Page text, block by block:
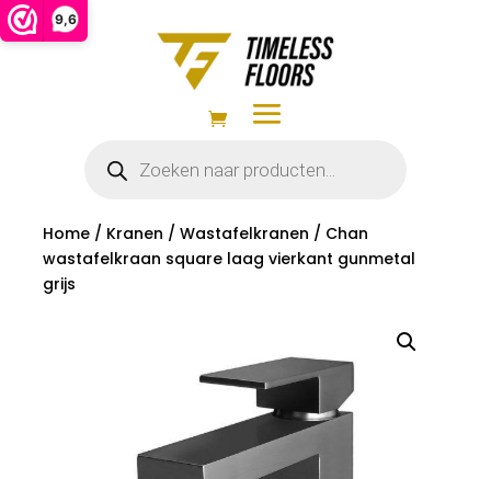
9,6
zoeken
Home/ Kranen / Wastafelkranen / Chan
wastafelkraan square laag vierkant gunmetal
grijs